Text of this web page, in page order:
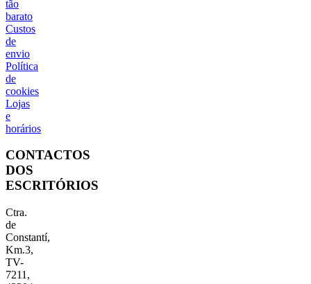
tão
barato
Custos
de
envio
Política
de
cookies
Lojas
e
horários
CONTACTOS
DOS
ESCRITÓRIOS
Ctra.
de
Constantí,
Km.3,
TV-
7211,